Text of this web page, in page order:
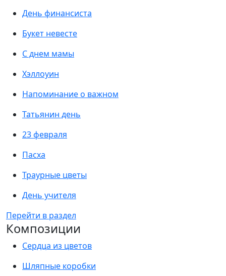
День финансиста
Букет невесте
С днем мамы
Хэллоуин
Напоминание о важном
Татьянин день
23 февраля
Пасха
Траурные цветы
День учителя
Перейти в раздел
Композиции
Сердца из цветов
Шляпные коробки